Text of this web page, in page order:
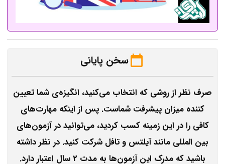
سخن پایانی
صرف نظر از روشی که انتخاب می‌کنید، انگیزه‌ی شما تعیین
کننده میزان پیشرفت شماست. پس از اینکه مهارت‌های
کافی را در این زمینه کسب کردید، می‌توانید در آزمون‌های
بین المللی مانند آیلتس و تافل شرکت کنید. در نظر داشته
باشید که مدرک این آزمون‌ها به مدت 2 سال اعتبار دارد.